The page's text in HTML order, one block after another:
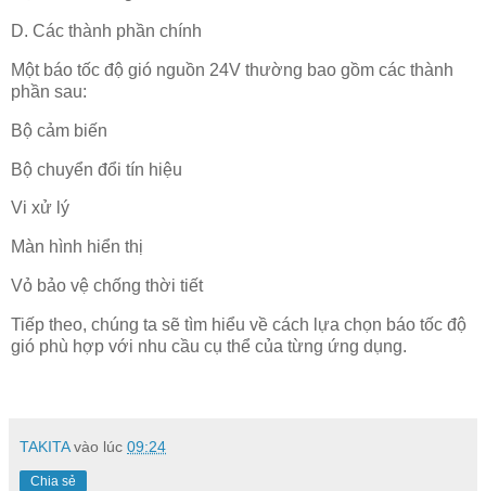
D. Các thành phần chính
Một báo tốc độ gió nguồn 24V thường bao gồm các thành
phần sau:
Bộ cảm biến
Bộ chuyển đổi tín hiệu
Vi xử lý
Màn hình hiển thị
Vỏ bảo vệ chống thời tiết
Tiếp theo, chúng ta sẽ tìm hiểu về cách lựa chọn báo tốc độ
gió phù hợp với nhu cầu cụ thể của từng ứng dụng.
TAKITA vào lúc 09:24
Chia sẻ